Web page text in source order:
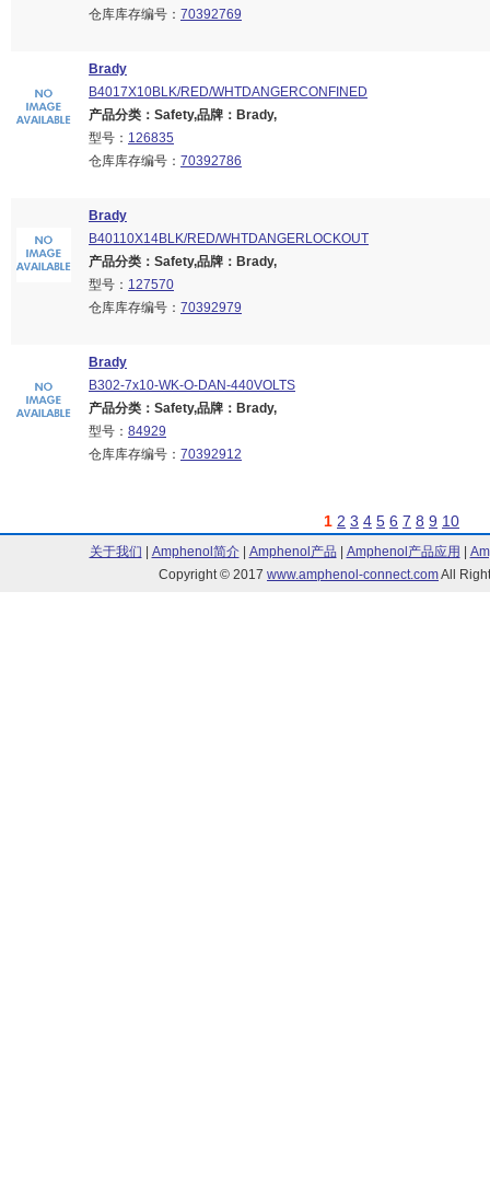
仓库库存编号： 70392769
Brady
B4017X10BLK/RED/WHTDANGERCONFINED
产品分类：Safety,品牌：Brady,
型号： 126835
仓库库存编号： 70392786
Brady
B40110X14BLK/RED/WHTDANGERLOCKOUT
产品分类：Safety,品牌：Brady,
型号： 127570
仓库库存编号： 70392979
Brady
B302-7x10-WK-O-DAN-440VOLTS
产品分类：Safety,品牌：Brady,
型号： 84929
仓库库存编号： 70392912
1 2 3 4 5 6 7 8 9 10
关于我们 Amphenol简介| Amphenol产品 Amphenol产品应用
Copyright © 2017 www.amphenol-connect.comAll